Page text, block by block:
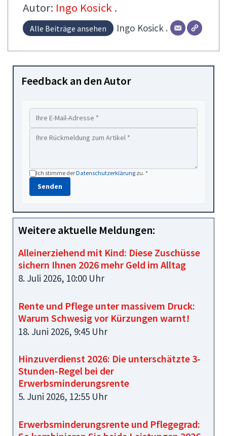
Autor: Ingo Kosick .
Alle Beiträge ansehen Ingo Kosick .
Feedback an den Autor
Ich stimme derDatenschutzerklärung zu. *
Senden
Weitere aktuelle Meldungen:
Alleinerziehend mit Kind: Diese Zuschüsse
sichern Ihnen 2026 mehr Geld im Alltag
8. Juli 2026, 10:00 Uhr
Rente und Pflege unter massivem Druck:
Warum Schwesig vor Kürzungen warnt!
18. Juni 2026, 9:45 Uhr
Hinzuverdienst 2026: Die unterschätzte 3-
Stunden-Regel bei der
Erwerbsminderungsrente
5. Juni 2026, 12:55 Uhr
Erwerbsminderungsrente und Pflegegrad: